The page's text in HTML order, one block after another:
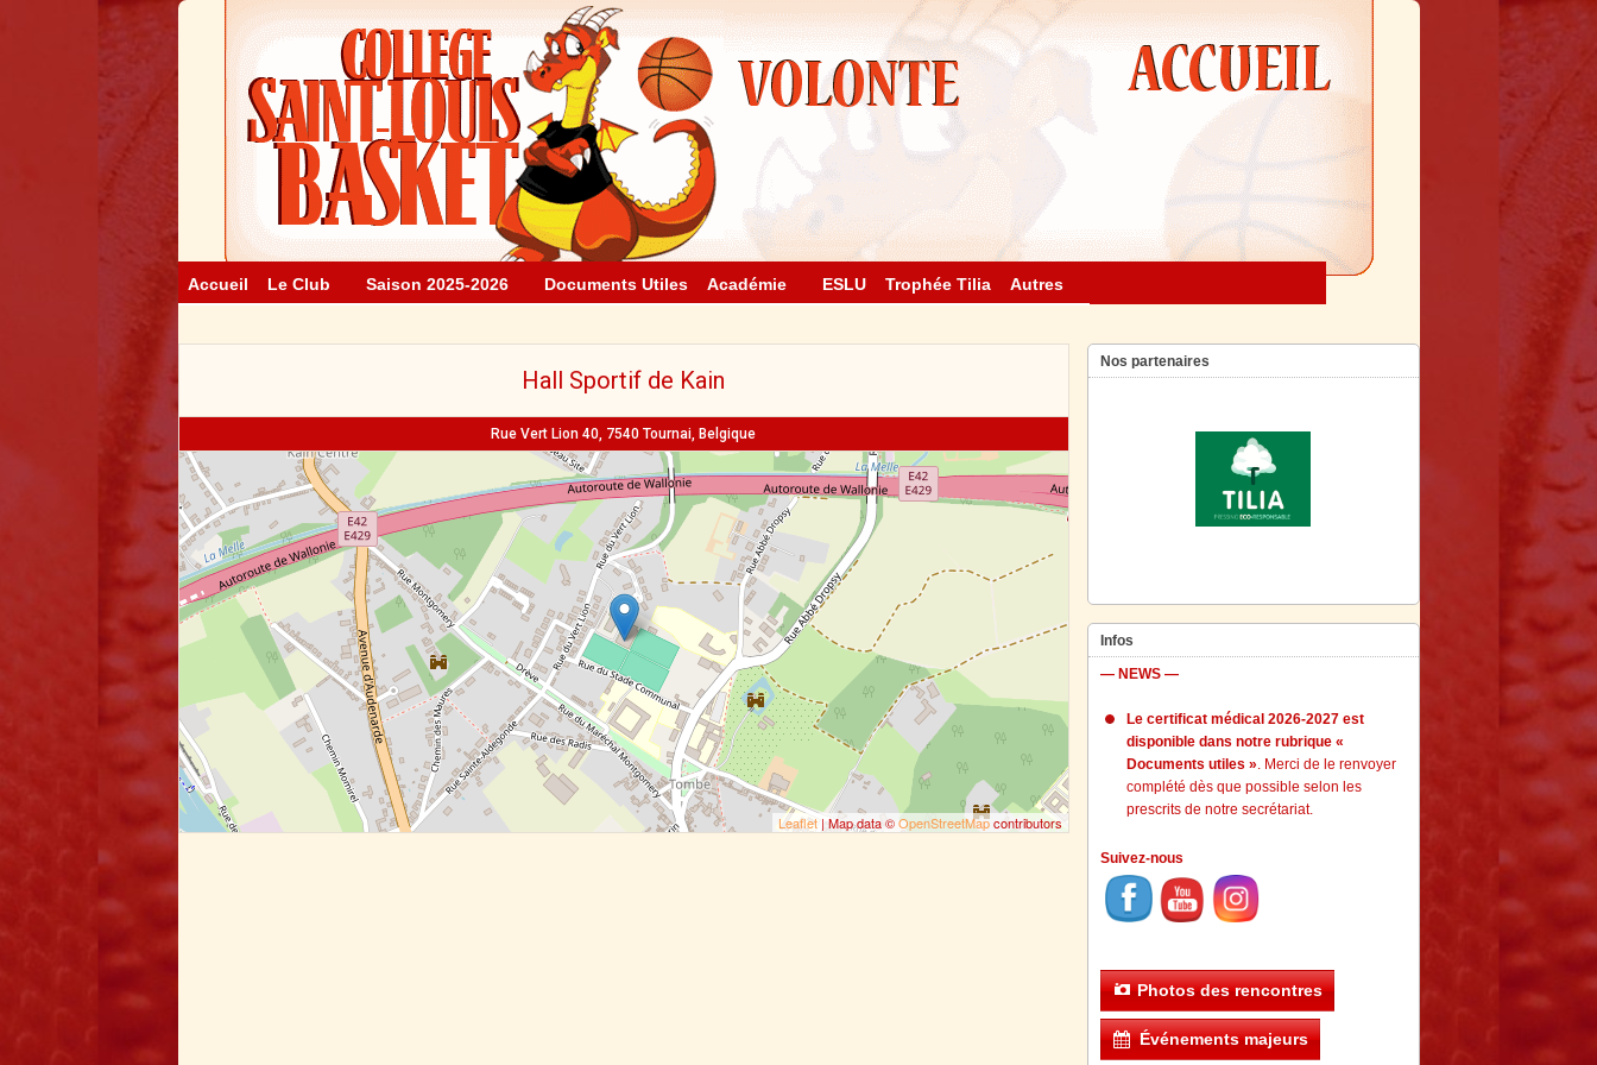
Accueil Le Club Saison 2025-2026 Documents Utiles Académie ESLU Trophée Tilia Autres
Hall Sportif de Kain
Rue Vert Lion 40, 7540 Tournai, Belgique
Leaflet| Map data ©OpenStreetMapcontributors
Nos partenaires
Infos
— NEWS —
Le certificat médical 2026-2027 est
disponible dans notre rubrique «
Documents utiles ». Merci de le renvoyer
complété dès que possible selon les
prescrits de notre secrétariat.
Suivez-nous
Photos des rencontres
Événements majeurs